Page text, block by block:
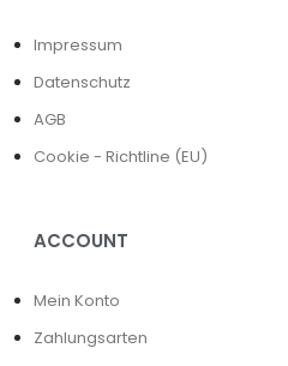
Impressum
Datenschutz
AGB
Cookie - Richtline (EU)
ACCOUNT
Mein Konto
Zahlungsarten